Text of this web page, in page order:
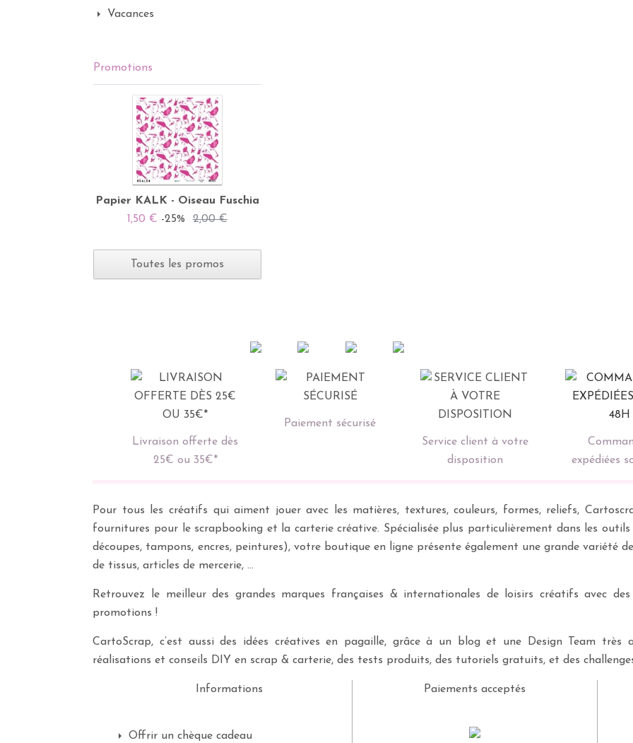
Vacances
Promotions
Papier KALK - Oiseau Fuschia
1,50 € -25% 2,00 €
Toutes les promos
Livraison offerte dès
25€ ou 35€*
Paiement sécurisé
Service client à votre
disposition
expédiées
Pour tous les créatifs qui aiment jouer avec les matières, textures, couleurs, formes, reliefs,
fournitures pour le scrapbooking et la carterie créative. Spécialisée plus particulièrement dans les
découpes, tampons, encres, peintures), votre boutique en ligne présente également une grande variété
de tissus, articles de mercerie, …
Retrouvez le meilleur des grandes marques françaises & internationales de loisirs créatifs avec
promotions !
CartoScrap, c’est aussi des idées créatives en pagaille, grâce à un blog et une Design Team très
réalisations et conseils DIY en scrap & carterie, des tests produits, des tutoriels gratuits, et des
Informations
Offrir un chèque cadeau
Paiements acceptés